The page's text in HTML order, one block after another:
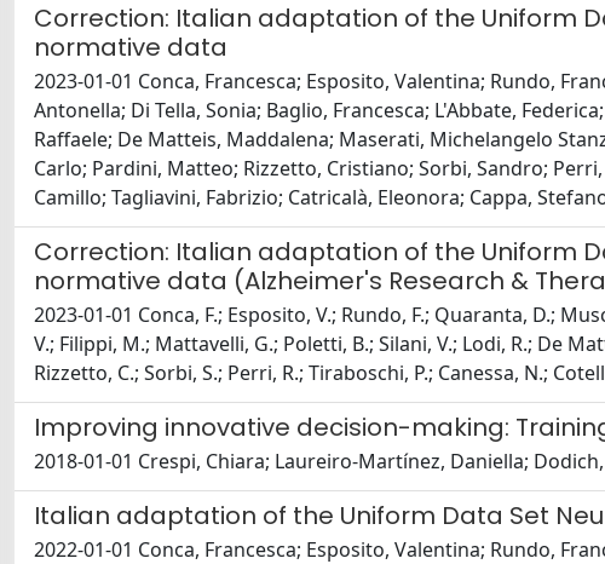
Correction: Italian adaptation of the Uniform
normative data
2023-01-01 Conca, Francesca; Esposito, Valentina; Rundo,
Antonella; Di Tella, Sonia; Baglio, Francesca; L'Abbate,
Raffaele; De Matteis, Maddalena; Maserati, Michelangelo
Carlo; Pardini, Matteo; Rizzetto, Cristiano; Sorbi, Sandro;
Camillo; Tagliavini, Fabrizio; Catricalà, Eleonora; Cappa,
Correction: Italian adaptation of the Uniform
normative data (Alzheimer's Research &
2023-01-01 Conca, F.; Esposito, V.; Rundo, F.; Quaranta, D.;
V.; Filippi, M.; Mattavelli, G.; Poletti, B.; Silani, V.; Lodi, R.; De
Rizzetto, C.; Sorbi, S.; Perri, R.; Tiraboschi, P.; Canessa, N.;
Improving innovative decision-making:
2018-01-01 Crespi, Chiara; Laureiro-Martínez, Daniella;
Italian adaptation of the Uniform Data Set
2022-01-01 Conca, Francesca; Esposito, Valentina; Rundo,